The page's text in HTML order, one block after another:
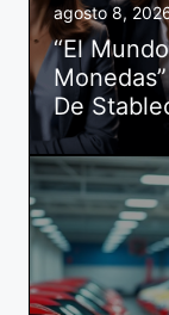
agosto 8,
“El
De